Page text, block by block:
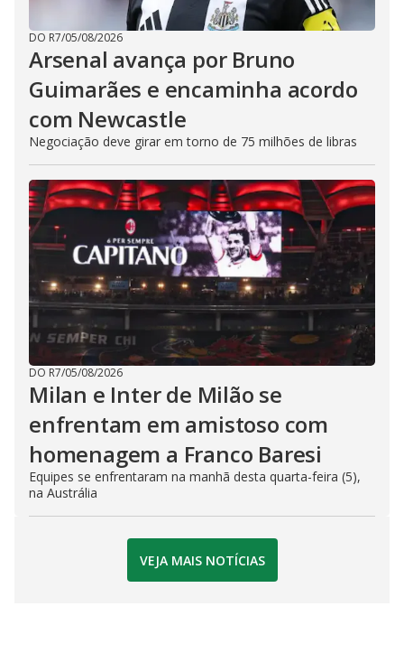
DO R7/05/08/2026
Arsenal avança por Bruno
Guimarães e encaminha acordo
com Newcastle
Negociação deve girar em torno de 75 milhões de libras
DO R7/05/08/2026
Milan e Inter de Milão se
enfrentam em amistoso com
homenagem a Franco Baresi
Equipes se enfrentaram na manhã desta quarta-feira (5),
na Austrália
VEJA MAIS NOTÍCIAS